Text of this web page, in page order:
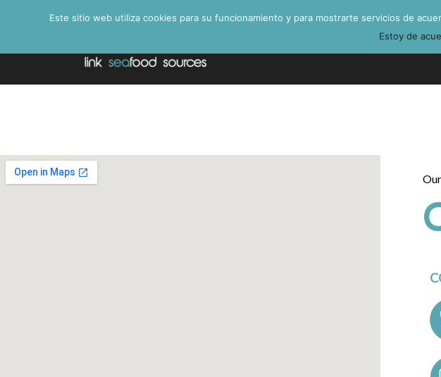
Our
Este sitio web utiliza cookies para su funcionamiento y para mostrarte servicios de
Estoy de